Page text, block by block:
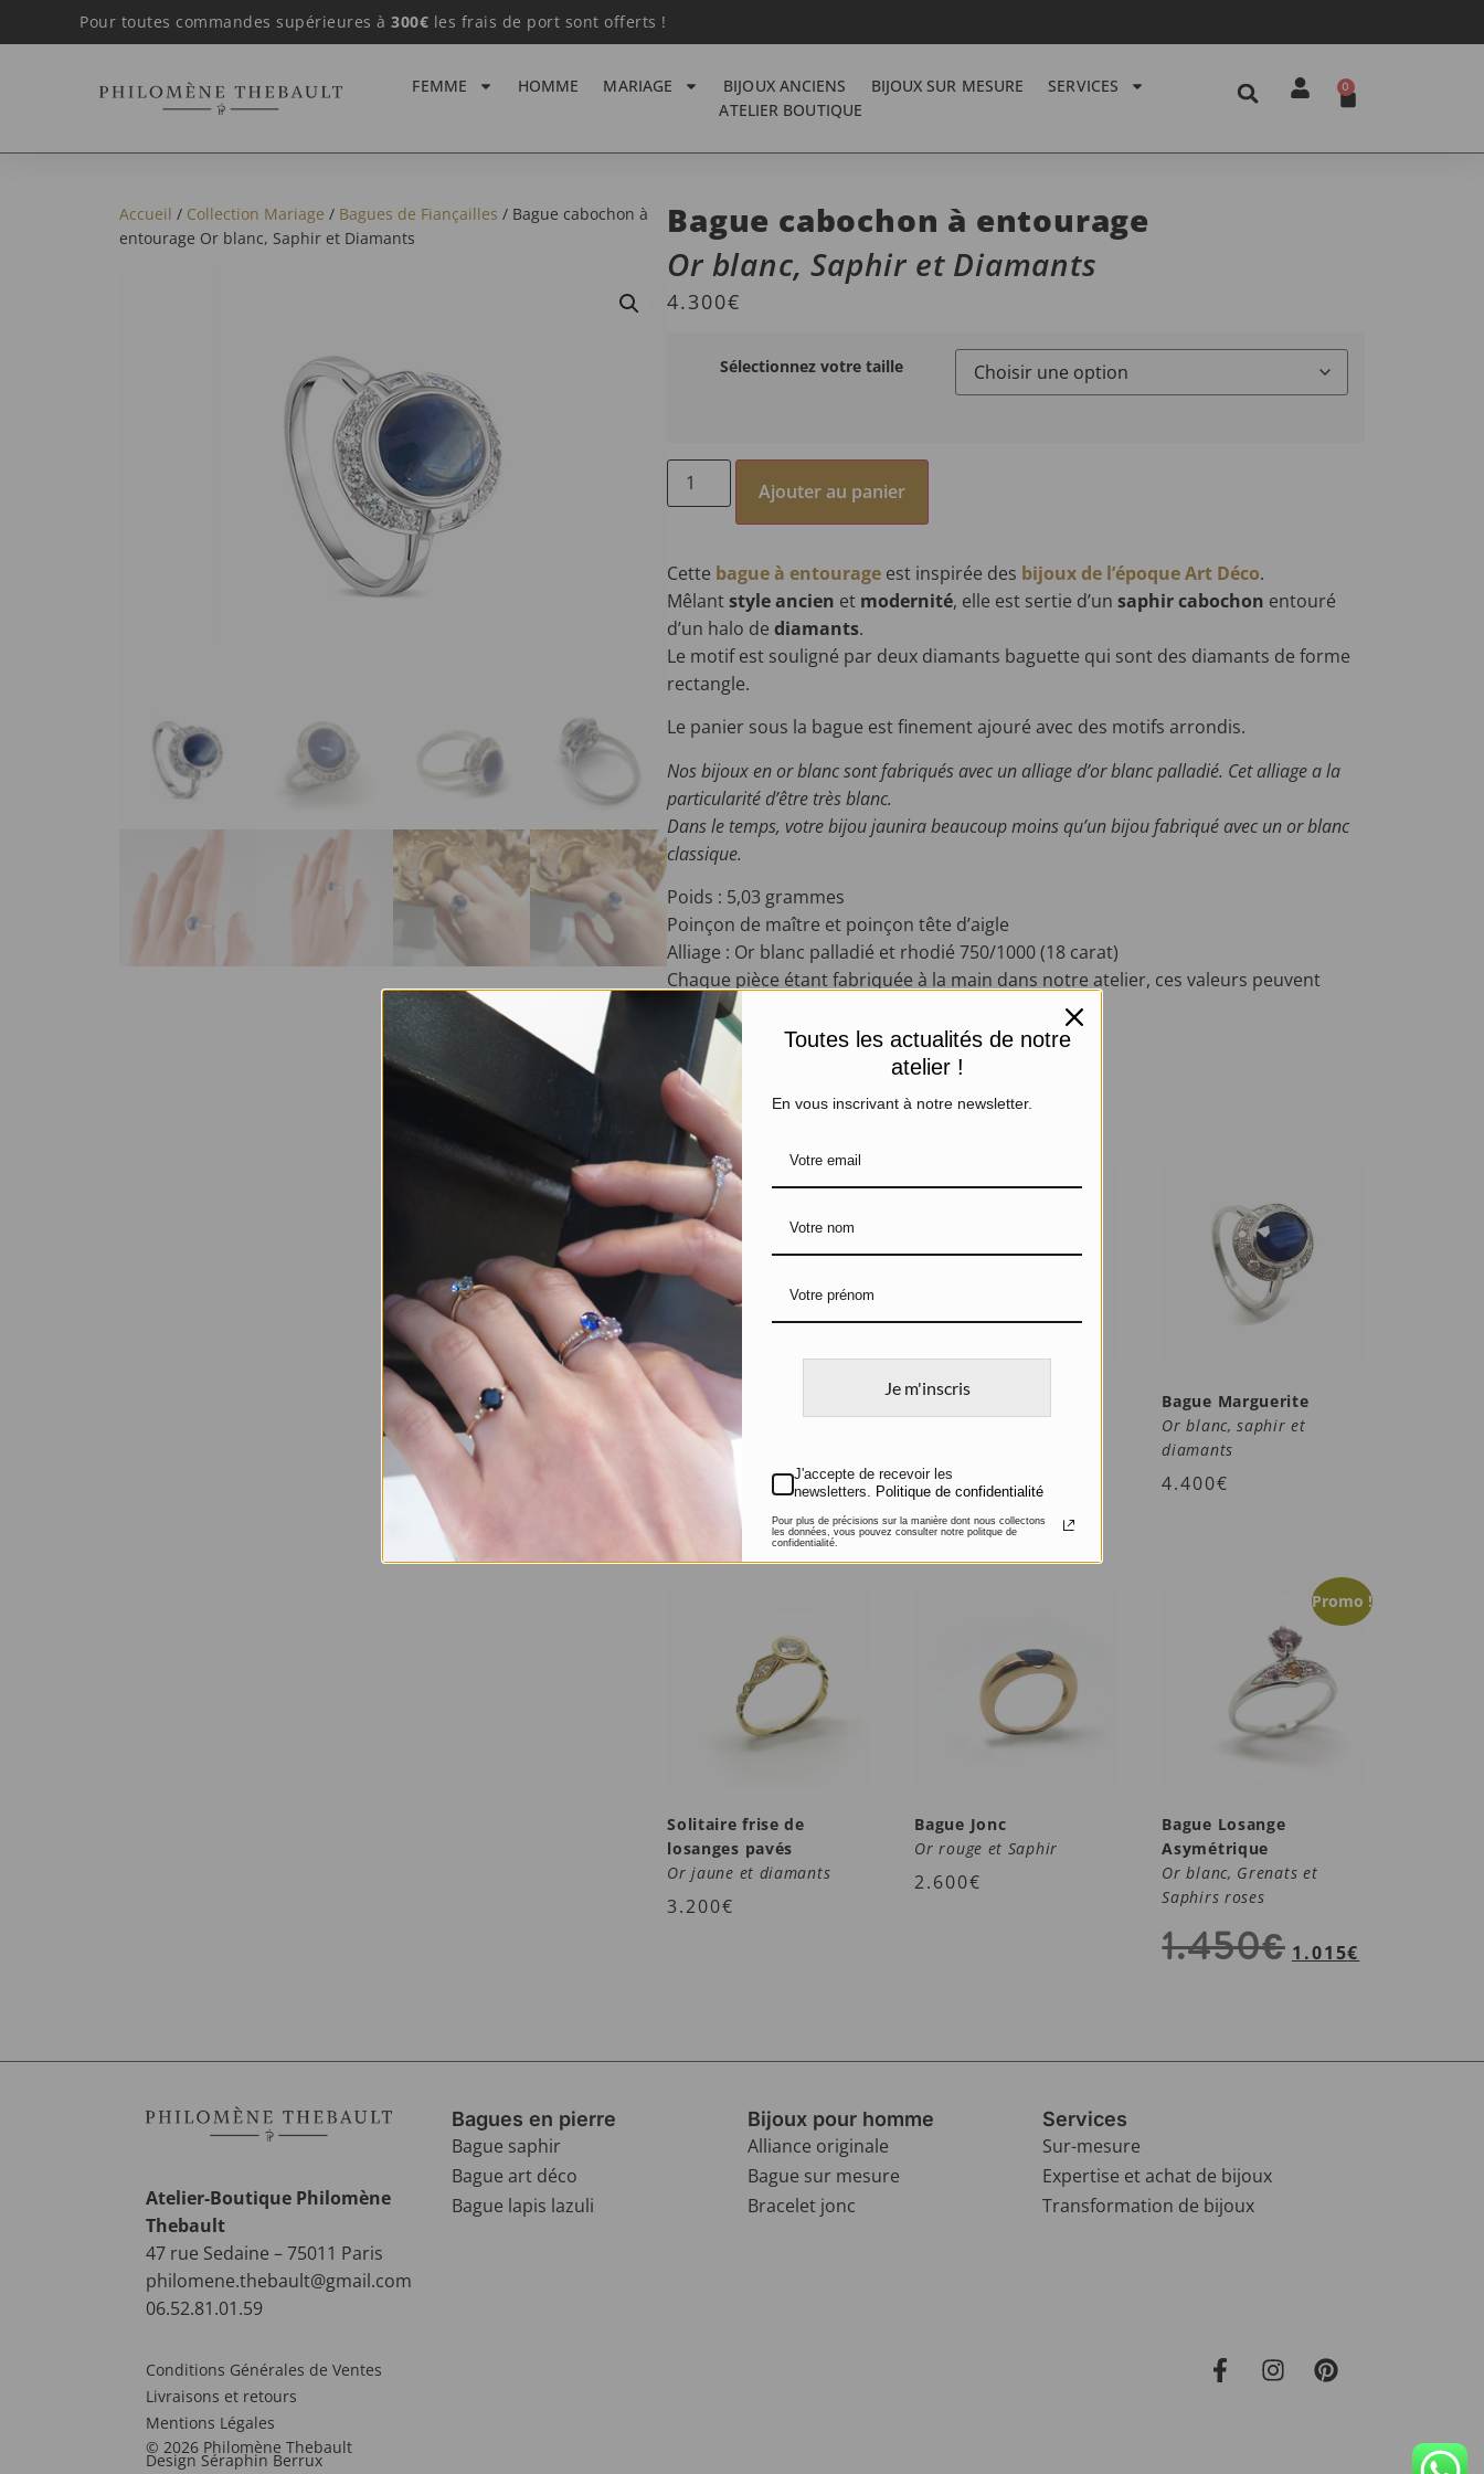
Pour toutes commandes supérieures à 300€ les frais de port sont offerts !
FEMME HOMME MARIAGE BIJOUX ANCIENS BIJOUX SUR MESURE
SERVICES
ATELIER BOUTIQUE
0
Accueil / Collection Mariage / Bagues de Fiançailles / Bague cabochon à
entourage Or blanc, Saphir et Diamants
Bague cabochon à entourage
Or blanc, Saphir et Diamants
4.300€
Sélectionnez votre taille
Ajouter au panier
Cette bague à entourage est inspirée des bijoux de l’époque Art Déco.
Mêlantstyle ancien et modernité, elle est sertie d’unsaphir cabochon entouré
d’un halo dediamants.
Le motif est souligné par deux diamants baguette qui sont des diamants de forme
rectangle.
Le panier sous la bague est finement ajouré avec des motifs arrondis.
Nos bijoux en or blanc sont fabriqués avec un alliage d’or blanc palladié. Cet alliage a la
particularité d’être très blanc.
Dans le temps, votre bijou jaunira beaucoup moins qu’un bijou fabriqué avec un or blanc
classique.
Poids : 5,03 grammes
Poinçon de maître et poinçon tête d’aigle
Alliage : Or blanc palladié et rhodié 750/1000 (18 carat)
Chaque pièce étant fabriquée à la main dans notre atelier, ces valeurs peuvent
varier d’un bijou à l’autre.
Livraisons et retours
PRODUITS SIMILAIRES
Solitaire Amétrine
Or blanc, Amétrine et
Diamants
Bague Archi
Bague Marguerite
Or blanc, saphir et
diamants
4.400€
Solitaire frise de
losanges pavés
Or jaune et diamants
3.200€
Bague Jonc
Or rouge et Saphir
2.600€
Promo !
Bague Losange
Asymétrique
Or blanc, Grenats et
Saphirs roses
1.450€ 1.015€
Atelier-Boutique Philomène
Thebault
47 rue Sedaine – 75011 Paris
philomene.thebault@gmail.com
06.52.81.01.59
Bagues en pierre
Bague saphir
Bague art déco
Bague lapis lazuli
Bijoux pour homme
Alliance originale
Bague sur mesure
Bracelet jonc
Services
Sur-mesure
Expertise et achat de bijoux
Transformation de bijoux
Conditions Générales de Ventes
Livraisons et retours
Mentions Légales
© 2026 Philomène Thebault
Design Séraphin Berrux
Toutes les actualités de notre
atelier !
En vous inscrivant à notre newsletter.
Je m'inscris
J'accepte de recevoir les
newsletters. Politique de confidentialité
Pour plus de précisions sur la manière dont nous collectons
les données, vous pouvez consulter notre politque de
confidentialité.